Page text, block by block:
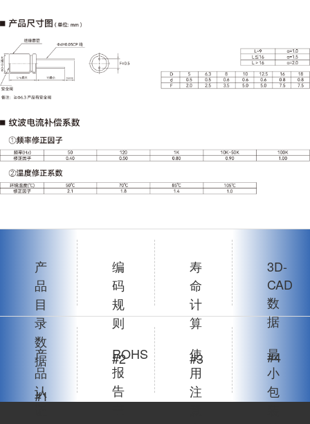
产
品
目
录
数
据
#1
编
码
规
则
#2
寿
命
计
算
#3
3D-
CAD
数
据
#4
产
品
认
ROHS
报
告
使
用
注
最
小
包